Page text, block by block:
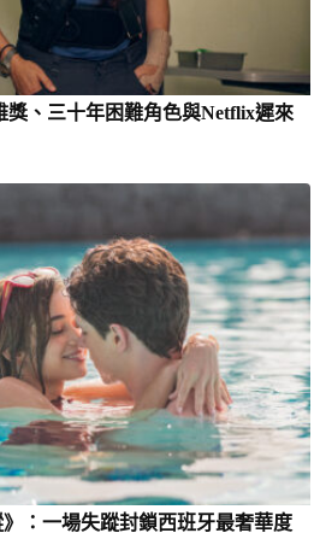
獎、三十年困難角色與Netflix遲來
：一場失蹤封鎖西班牙最奢華度